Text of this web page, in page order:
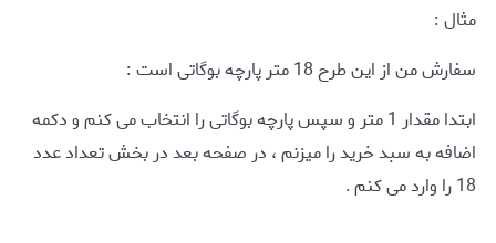
مثال :
سفارش من از این طرح 18 متر پارچه بوگاتی است :
ابتدا مقدار 1 متر و سپس پارچه بوگاتی را انتخاب می کنم و دکمه
اضافه به سبد خرید را میزنم ، در صفحه بعد در بخش تعداد عدد
18 را وارد می کنم .